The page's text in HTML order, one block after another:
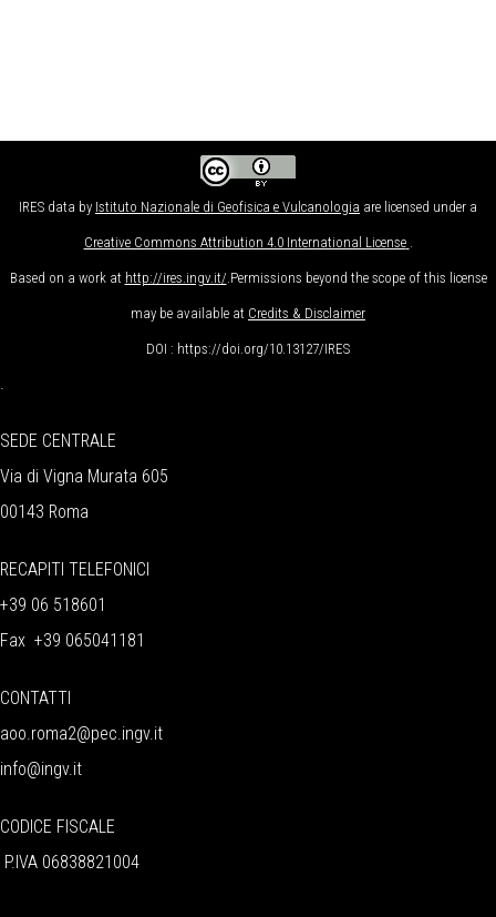
IRES data by Istituto Nazionale di Geofisica e Vulcanologia are licensed under a
Creative Commons Attribution 4.0 International License
Based on a work at http://ires.ingv.it/ .Permissions beyond the scope of this license
may be available at Credits & Disclaimer
DOI : https://doi.org/10.13127/IRES
.
SEDE CENTRALE
Via di Vigna Murata 605
00143 Roma
RECAPITI TELEFONICI
+39 06 518601
Fax +39 065041181
CONTATTI
aoo.roma2@pec.ingv.it
info@ingv.it
CODICE FISCALE
P.IVA 06838821004